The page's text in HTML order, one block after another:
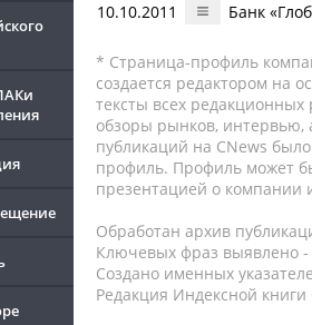
10.10.2011 Банк
* Страница-профиль
создается редактором на
тексты всех редакционных
обзоры рынков, интервью,
публикаций на CNews
профиль. Профиль может
презентацией о компании
Обработан архив
Ключевых фраз выявлено -
Создано именных
Редакция Индексной книги